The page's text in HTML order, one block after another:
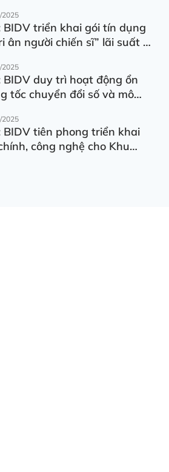
2025
BIDV triển khai gói tín dụng
chiến sĩ” lãi suất ưu
2025
BIDV duy trì hoạt động ổn
tốc chuyển đổi số và mô
2025
BIDV tiên phong triển khai
công nghệ cho Khu